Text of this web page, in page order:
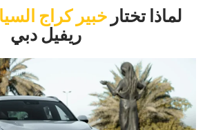
‏لماذا تختار‏ خبير كراج
ريفيل دبي‏